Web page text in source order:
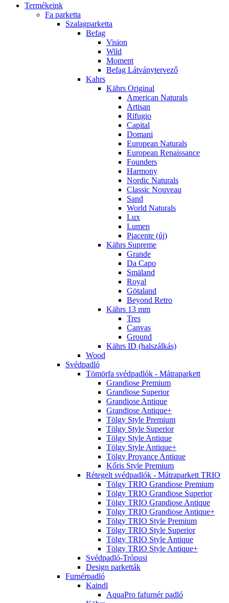
Termékeink
Fa parketta
Szalagparketta
Befag
Vision
Wild
Moment
Befag Látványtervező
Kahrs
Kährs Original
American Naturals
Artisan
Rifugio
Capital
Domani
European Naturals
European Renaissance
Founders
Harmony
Nordic Naturals
Classic Nouveau
Sand
World Naturals
Lux
Lumen
Piacente (új)
Kährs Supreme
Grande
Da Capo
Smäland
Royal
Götaland
Beyond Retro
Kährs 13 mm
Tres
Canvas
Ground
Kährs ID (halszálkás)
Wood
Svédpadló
Tömörfa svédpadlók - Mátraparkett
Grandiose Premium
Grandiose Superior
Grandiose Antique
Grandiose Antique+
Tölgy Style Premium
Tölgy Style Superior
Tölgy Style Antique
Tölgy Style Antique+
Tölgy Provance Antique
Kőris Style Premium
Rétegelt svédpadlók - Mátraparkett TRIO
Tölgy TRIO Grandiose Premium
Tölgy TRIO Grandiose Superior
Tölgy TRIO Grandiose Antique
Tölgy TRIO Grandiose Antique+
Tölgy TRIO Style Premium
Tölgy TRIO Style Superior
Tölgy TRIO Style Antique
Tölgy TRIO Style Antique+
Svédpadló-Trópusi
Design parketták
Furnérpadló
Kaindl
AquaPro fafurnér padló